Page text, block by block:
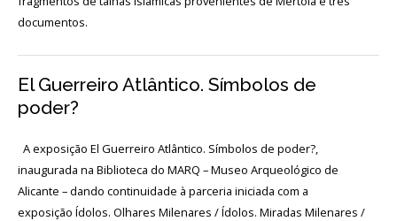
Regulamentos
e
Acordos
e
Protocolos
colaboração
e
voluntariado
documentos.
El Guerreiro Atlântico. Símbolos de
poder?
A exposição El Guerreiro Atlântico. Símbolos de poder?,
inaugurada na Biblioteca do MARQ – Museo Arqueológico de
Alicante – dando continuidade à parceria iniciada com a
exposição Ídolos. Olhares Milenares / Ídolos. Miradas Milenares /